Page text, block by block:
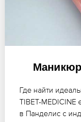
Где найти
TIBET-
в Панделис с